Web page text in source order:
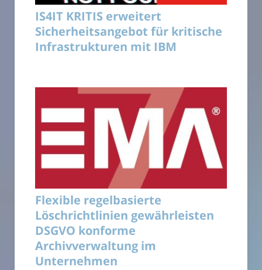
IS4IT KRITIS erweitert
Sicherheitsangebot für kritische
Infrastrukturen mit IBM
Flexible regelbasierte
Löschrichtlinien gewährleisten
DSGVO konforme
Archivverwaltung im
Unternehmen